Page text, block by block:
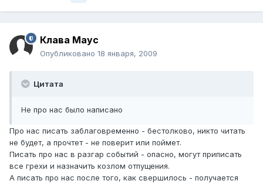
Клава Маус
Опубликовано 18 января, 2009
Цитата
Не про нас было написано
Про нас писать заблаговременно - бестолково, никто читать
не будет, а прочтет - не поверит или поймет.
Писать про нас в разгар событий - опасно, могут приписать
все грехи и назначить козлом отпущения.
А писать про нас после того, как свершилось - получается